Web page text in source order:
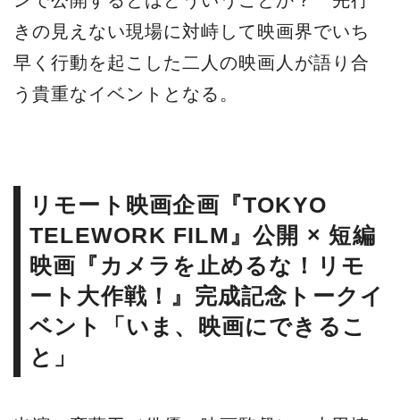
きの見えない現場に対峙して映画界でいち
早く行動を起こした二人の映画人が語り合
う貴重なイベントとなる。
リモート映画企画『TOKYO
TELEWORK FILM』公開 × 短編
映画『カメラを止めるな！リモ
ート大作戦！』完成記念トークイ
ベント「いま、映画にできるこ
と」